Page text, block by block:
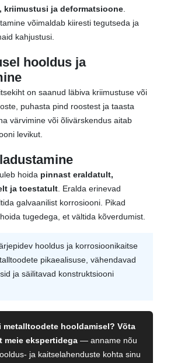
kriimustusi ja deformatsioone
võimaldab kiiresti tegutseda ja
kahjustusi.
hooldus ja
on saanud läbiva kriimustuse või
puhasta pind roostest ja taasta
värvimine või õlivärskendus aitab
levikut.
hoida pinnast eraldatult,
ja toestatult . Eralda erinevad
galvaanilist korrosiooni. Pikad
tugedega, et vältida kõverdumist.
hooldus ja korrosioonikaitse
pikaealisuse, vähendavad
ja säilitavad konstruktsiooni
metalltoodete hooldamisel? Võta
meie ekspertidega— anname nõu
ja kaitselahenduste kohta sinu